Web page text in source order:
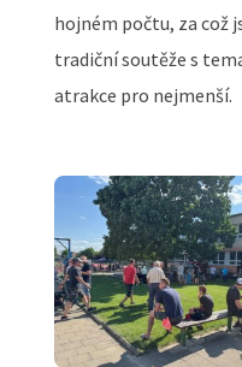
hojném počtu, za což
tradiční soutěže s
atrakce pro nejmenší.